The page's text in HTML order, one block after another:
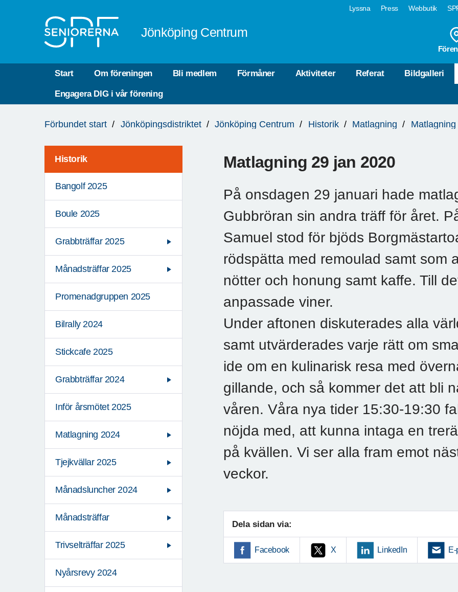
Lyssna Press Webbutik
Jönköping Centrum
Start Om föreningen Bli medlem Förmåner Aktiviteter Referat Bildgalleri
Engagera DIG i vår förening
är
Förbundet start Jönköpingsdistriktet Jönköping Centrum Historik Matlagning
Historik
Bangolf 2025
Boule 2025
Grabbträffar 2025
Månadsträffar 2025
Promenadgruppen 2025
Bilrally 2024
Stickcafe 2025
Grabbträffar 2024
Inför årsmötet 2025
Matlagning 2024
Tjejkvällar 2025
Månadsluncher 2024
Månadsträffar
Trivselträffar 2025
Nyårsrevy 2024
Matlagning 29 jan 2020
På onsdagen 29 januari hade
Gubbröran sin andra träff för året.
Samuel stod för bjöds
rödspätta med remoulad samt som
nötter och honung samt kaffe. Till
anpassade viner.
Under aftonen diskuterades alla
samt utvärderades varje rätt om
ide om en kulinarisk resa med
gillande, och så kommer det att bli
våren. Våra nya tider 15:30-19:30
nöjda med, att kunna intaga en
på kvällen. Vi ser alla fram emot
veckor.
Dela sidan via:
Facebook X LinkedIn